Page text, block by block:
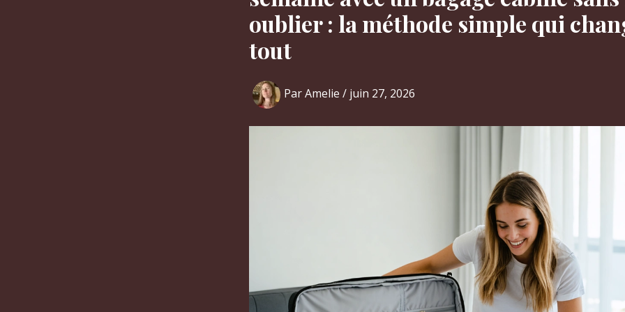
oublier : la méthode simple qui
tout
ParAmelie / juin 27, 2026